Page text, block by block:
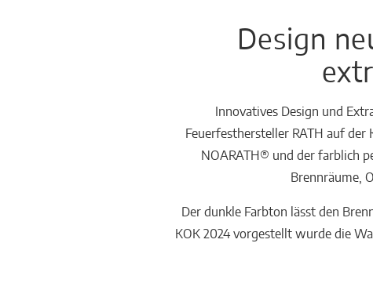
Häusliche
Design
Innovatives Design und
Feuerfesthersteller RATH auf der
NOARATH® und der farblich
Brennräume,
Der dunkle Farbton lässt den
KOK 2024 vorgestellt wurde die